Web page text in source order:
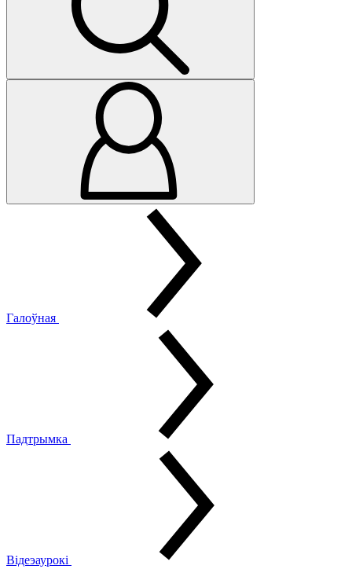
Галоўная
Падтрымка
Відеэаурокі